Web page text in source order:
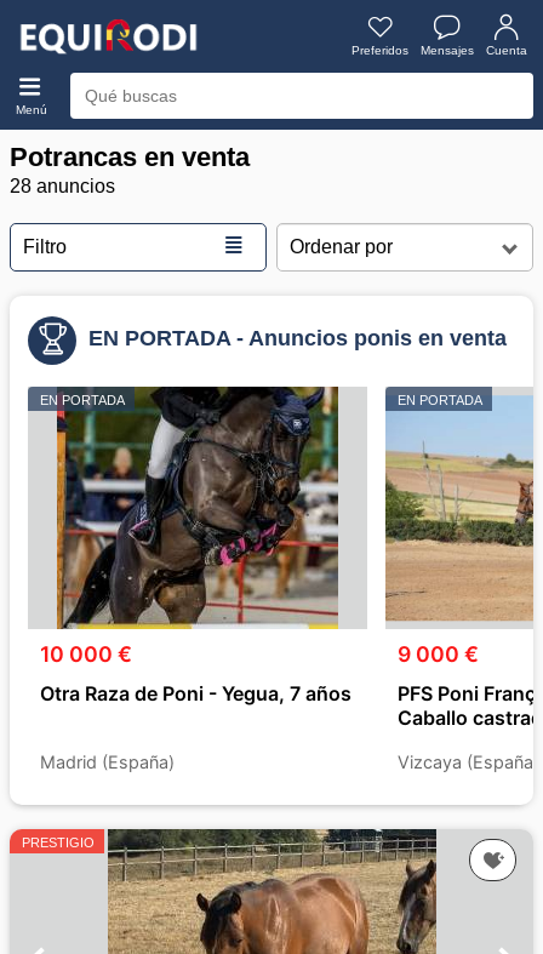
Preferidos Mensajes Cuenta
Menú
Potrancas en venta
28 anuncios
Filtro ≣
EN PORTADA - Anuncios ponis en venta
EN PORTADA
10 000 €
Otra Raza de Poni - Yegua, 7 años
Madrid (España)
EN PORTADA
9 000 €
PFS Poni
Caballo
Vizcaya (España)
PRESTIGIO